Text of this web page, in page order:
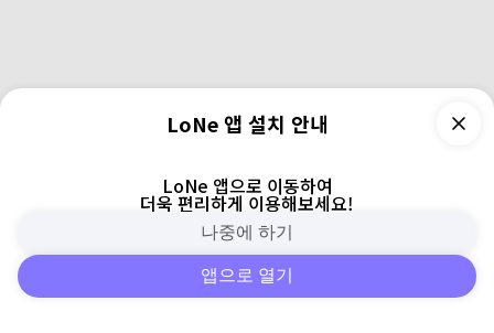
피드 주변 검색 로그인
LoNe 앱 설치 안내
LoNe 앱으로 이동하여
더욱 편리하게 이용해보세요!
나중에 하기
앱으로 열기